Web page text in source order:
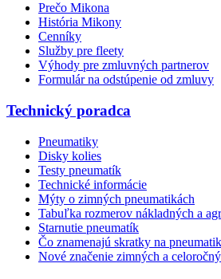
Prečo Mikona
História Mikony
Cenníky
Služby pre fleety
Výhody pre zmluvných partnerov
Formulár na odstúpenie od zmluvy
Technický poradca
Pneumatiky
Disky kolies
Testy pneumatík
Technické informácie
Mýty o zimných pneumatikách
Tabuľka rozmerov nákladných a
Starnutie pneumatík
Čo znamenajú skratky na
Nové značenie zimných a